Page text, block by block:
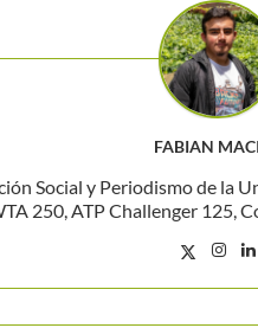
FABIAN
Social y Periodismo de la
250, ATP Challenger 125,